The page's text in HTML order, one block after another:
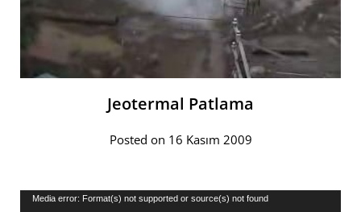
Jeotermal Patlama
Posted on 16 Kasım 2009
Video
Media error: Format(s) not supported or source(s) not found